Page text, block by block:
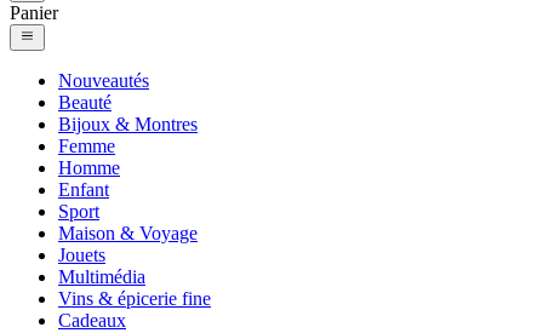
Panier
Nouveautés
Beauté
Bijoux & Montres
Femme
Homme
Enfant
Sport
Maison & Voyage
Jouets
Multimédia
Vins & épicerie fine
Cadeaux